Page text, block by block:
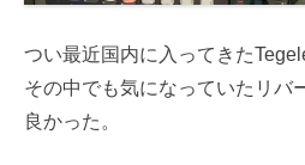
つい最近国内に入ってきた
その中でも気になっていたリバ
良かった。